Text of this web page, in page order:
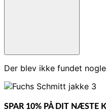
Der blev ikke fundet
SPAR 10% PÅ DIT NÆSTE